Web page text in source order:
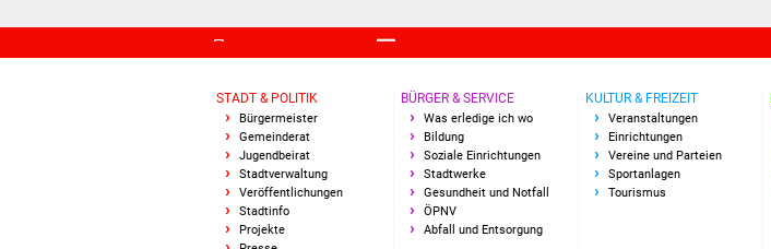
STADT & POLITIK
Bürgermeister
Gemeinderat
Jugendbeirat
Stadtverwaltung
Veröffentlichungen
Stadtinfo
Projekte
BÜRGER & SERVICE
Was erledige ich wo
Bildung
Soziale Einrichtungen
Stadtwerke
Gesundheit und Notfall
ÖPNV
Abfall und Entsorgung
KULTUR & FREIZEIT
Veranstaltungen
Einrichtungen
Vereine und Parteien
Sportanlagen
Tourismus